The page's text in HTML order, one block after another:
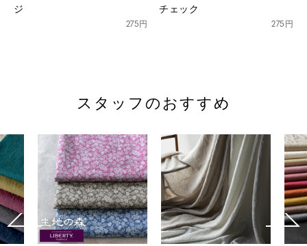
ジ
275円
チェック
275円
スタッフのおすすめ